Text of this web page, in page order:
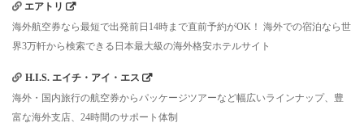
エアトリ
海外航空券なら最短で出発前日14時まで直前予約がOK！ 海外での宿泊なら世
界3万軒から検索できる日本最大級の海外格安ホテルサイト
H.I.S. エイチ・アイ・エス
海外・国内旅行の航空券からパッケージツアーなど幅広いラインナップ、豊
富な海外支店、24時間のサポート体制